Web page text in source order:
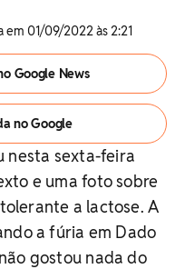
em 01/09/2022 às 2:21
Google News
no Google
nesta sexta-feira
e uma foto sobre
a lactose. A
a fúria em Dado
gostou nada do